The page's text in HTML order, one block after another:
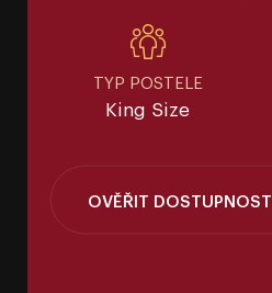
TYP POSTELE
King Size
OVĚŘIT DOSTUPNOST